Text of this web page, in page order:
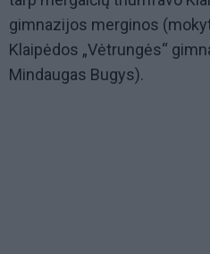
gimnazijos merginos
Klaipėdos „Vėtrungės“
Mindaugas Bugys).